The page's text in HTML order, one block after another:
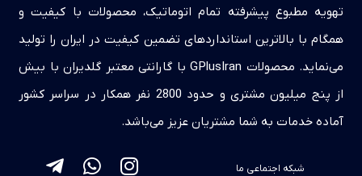
تهویه مطبوع پیشرفته تمام اتوماتیک، محصولات با کیفیت و
همگام با بالاترین استانداردهای تضمین کیفیت در ایران را تولید
می‌نماید. محصولات GPlusIran با گارانتی معتبر گلدیران با بیش
از پنج میلیون مشتری و حدود 2800 نفر همکار در سراسر کشور
آماده خدمات به شما مشتریان عزیز می‌باشد.
شبکه اجتماعی ما